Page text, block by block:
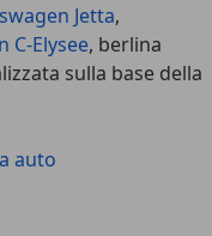
Jetta,
C-Elysee, berlina
sulla base della
auto